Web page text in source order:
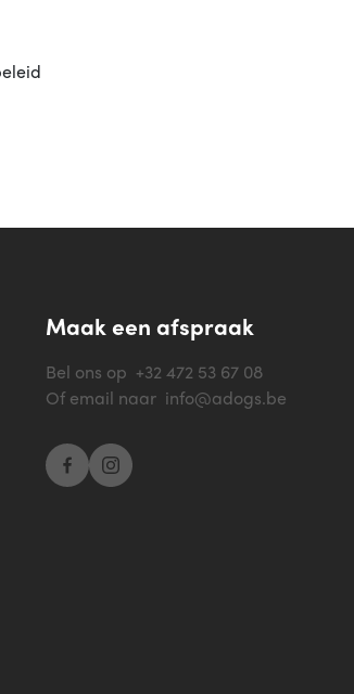
Maak een afspraak
Bel ons op +32 472 53 67 08
Of email naar info@adogs.be